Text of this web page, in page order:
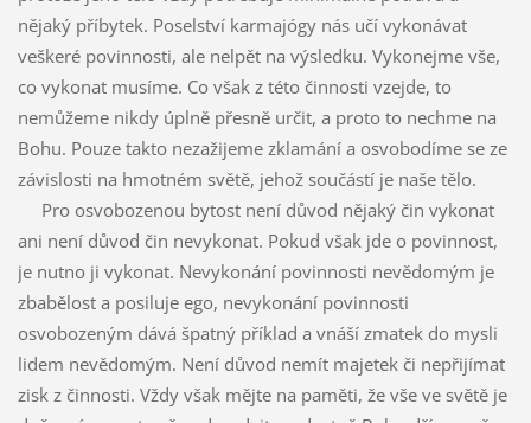
nějaký příbytek. Poselství karmajógy nás učí vykonávat
veškeré povinnosti, ale nelpět na výsledku. Vykonejme vše,
co vykonat musíme. Co však z této činnosti vzejde, to
nemůžeme nikdy úplně přesně určit, a proto to nechme na
Bohu. Pouze takto nezažijeme zklamání a osvobodíme se ze
závislosti na hmotném světě, jehož součástí je naše tělo.
Pro osvobozenou bytost není důvod nějaký čin vykonat
ani není důvod čin nevykonat. Pokud však jde o povinnost,
je nutno ji vykonat. Nevykonání povinnosti nevědomým je
zbabělost a posiluje ego, nevykonání povinnosti
osvobozeným dává špatný příklad a vnáší zmatek do mysli
lidem nevědomým. Není důvod nemít majetek či nepřijímat
zisk z činnosti. Vždy však mějte na paměti, že vše ve světě je